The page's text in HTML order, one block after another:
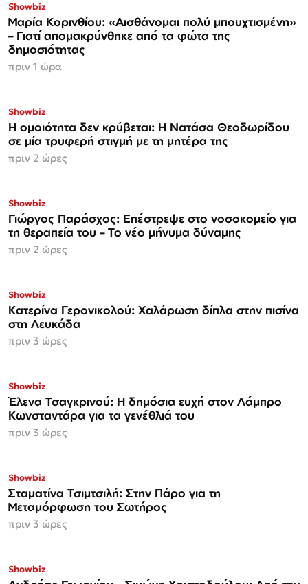
Showbiz
Μαρία Κορινθίου: «Αισθάνομαι πολύ μπουχτισμένη»
– Γιατί απομακρύνθηκε από τα φώτα της
δημοσιότητας
πριν 1 ώρα
Showbiz
Η ομοιότητα δεν κρύβεται: Η Νατάσα Θεοδωρίδου
σε μία τρυφερή στιγμή με τη μητέρα της
πριν 2 ώρες
Showbiz
Γιώργος Παράσχος: Επέστρεψε στο νοσοκομείο για
τη θεραπεία του – Το νέο μήνυμα δύναμης
πριν 2 ώρες
Showbiz
Κατερίνα Γερονικολού: Χαλάρωση δίπλα στην πισίνα
στη Λευκάδα
πριν 3 ώρες
Showbiz
Έλενα Τσαγκρινού: Η δημόσια ευχή στον Λάμπρο
Κωνσταντάρα για τα γενέθλιά του
πριν 3 ώρες
Showbiz
Σταματίνα Τσιμτσιλή: Στην Πάρο για τη
Μεταμόρφωση του Σωτήρος
πριν 3 ώρες
Showbiz